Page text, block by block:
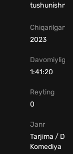
tushunishni
Chiqarilgan
2023
Janr
Tarjima /
Komediya
Davomiyligi
1:41:20
Reyting
0